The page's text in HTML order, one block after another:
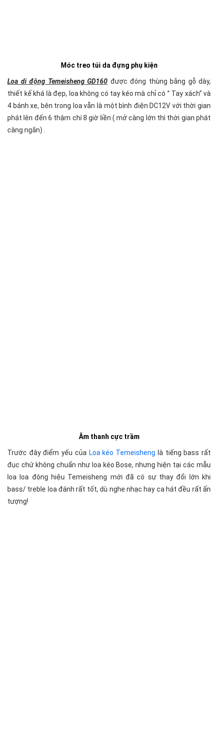
Móc treo túi da đựng phụ kiện
Loa di động Temeisheng GD160 được đóng thùng bằng gỗ dày,
thiết kế khá là đẹp, loa không có tay kéo mà chỉ có ” Tay xách” và
4 bánh xe, bên trong loa vẫn là một bình điện DC12V với thời gian
phát lên đến 6 thậm chí 8 giờ liền ( mở càng lớn thì thời gian phát
càng ngắn) .
Âm thanh cực trầm
Trước đây điểm yếu của Loa kéo Temeisheng là tiếng bass rất
đục chứ không chuẩn như loa kéo Bose, nhưng hiện tại các mẫu
loa loa động hiệu Temeisheng mới đã có sự thay đổi lớn khi
bass/ treble loa đánh rất tốt, dù nghe nhạc hay ca hát đều rất ấn
tượng!